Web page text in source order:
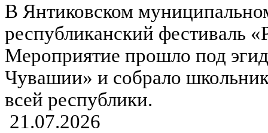
В Янтиковском
республиканский фестиваль
Мероприятие прошло под
Чувашии» и собрало
всей республики.
21.07.2026